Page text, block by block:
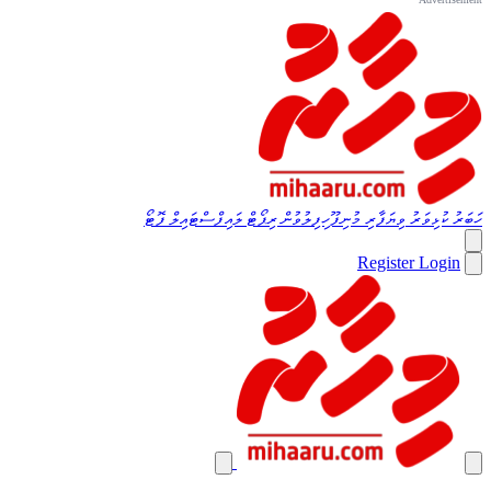
ހަބަރުކުޅިވަރު ވިޔަފާރި މުނިފޫހިފިލުވުންރިޕޯޓް ލައިފްސްޓައިލް ފޮޓޯ
RegisterLogin